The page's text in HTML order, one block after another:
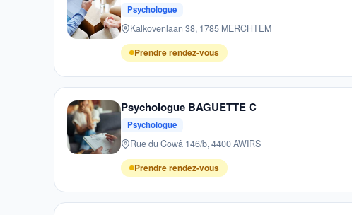
Psychologue
Kalkovenlaan 38, 1785 MERCHTEM
Prendre rendez-vous
Psychologue BAGUETTE C
Psychologue
Rue du Cowâ 146/b, 4400 AWIRS
Prendre rendez-vous